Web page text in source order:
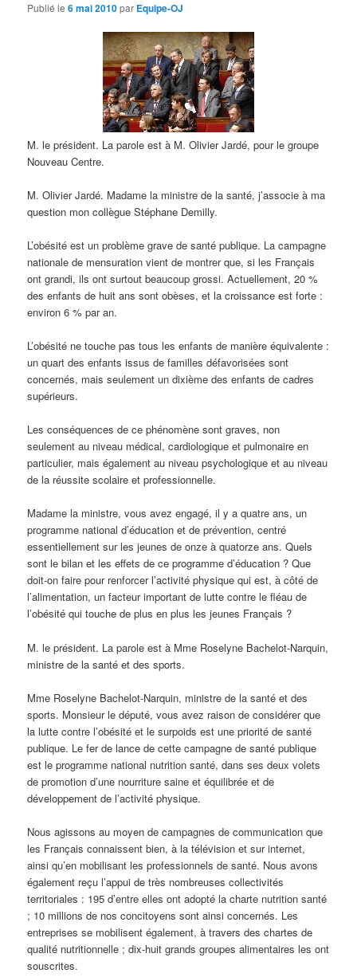
s
a
r
t
i
c
Publié le6 mai 2010par Equipe-OJ
M. le président. La parole est à M. Olivier Jardé, pour le groupe
Nouveau Centre.
M. Olivier Jardé. Madame la ministre de la santé, j’associe à ma
question mon collègue Stéphane Demilly.
L’obésité est un problème grave de santé publique. La campagne
nationale de mensuration vient de montrer que, si les Français
ont grandi, ils ont surtout beaucoup grossi. Actuellement, 20 %
des enfants de huit ans sont obèses, et la croissance est forte :
environ 6 % par an.
L’obésité ne touche pas tous les enfants de manière équivalente :
un quart des enfants issus de familles défavorisées sont
concernés, mais seulement un dixième des enfants de cadres
supérieurs.
Les conséquences de ce phénomène sont graves, non
seulement au niveau médical, cardiologique et pulmonaire en
particulier, mais également au niveau psychologique et au niveau
de la réussite scolaire et professionnelle.
Madame la ministre, vous avez engagé, il y a quatre ans, un
programme national d’éducation et de prévention, centré
essentiellement sur les jeunes de onze à quatorze ans. Quels
sont le bilan et les effets de ce programme d’éducation ? Que
doit-on faire pour renforcer l’activité physique qui est, à côté de
l’alimentation, un facteur important de lutte contre le fléau de
l’obésité qui touche de plus en plus les jeunes Français ?
M. le président. La parole est à Mme Roselyne Bachelot-Narquin,
ministre de la santé et des sports.
Mme Roselyne Bachelot-Narquin, ministre de la santé et des
sports. Monsieur le député, vous avez raison de considérer que
la lutte contre l’obésité et le surpoids est une priorité de santé
publique. Le fer de lance de cette campagne de santé publique
est le programme national nutrition santé, dans ses deux volets
de promotion d’une nourriture saine et équilibrée et de
développement de l’activité physique.
Nous agissons au moyen de campagnes de communication que
les Français connaissent bien, à la télévision et sur internet,
ainsi qu’en mobilisant les professionnels de santé. Nous avons
également reçu l’appui de très nombreuses collectivités
territoriales : 195 d’entre elles ont adopté la charte nutrition santé
; 10 millions de nos concitoyens sont ainsi concernés. Les
entreprises se mobilisent également, à travers des chartes de
qualité nutritionnelle ; dix-huit grands groupes alimentaires les ont
souscrites.